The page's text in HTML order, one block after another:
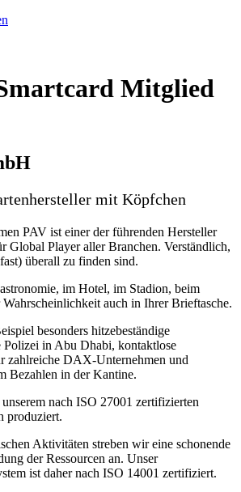
Mitglied
mit Köpfchen
PAV ist einer der führenden Hersteller
Global Player aller Branchen. Verständlich,
überall zu finden sind.
im Hotel, im Stadion, beim
auch in Ihrer Brieftasche.
besonders hitzebeständige
Polizei in Abu Dhabi, kontaktlose
zahlreiche DAX-Unternehmen und
Bezahlen in der Kantine.
nach ISO 27001 zertifizierten
produziert.
Aktivitäten streben wir eine schonende
der Ressourcen an. Unser
ist daher nach ISO 14001 zertifiziert.